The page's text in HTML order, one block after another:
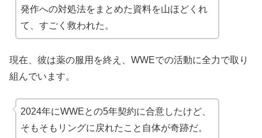
発作への対処法をまとめた資料を山ほどくれ
て、すごく救われた。
現在、彼は薬の服用を終え、WWEでの活動に全力で取り
組んでいます。
2024年にWWEとの5年契約に合意したけど、
そもそもリングに戻れたこと自体が奇跡だ。